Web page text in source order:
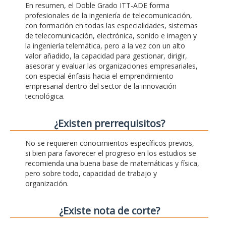
En resumen, el Doble Grado ITT-ADE forma
profesionales de la ingeniería de telecomunicación,
con formación en todas las especialidades, sistemas
de telecomunicación, electrónica, sonido e imagen y
la ingeniería telemática, pero a la vez con un alto
valor añadido, la capacidad para gestionar, dirigir,
asesorar y evaluar las organizaciones empresariales,
con especial énfasis hacia el emprendimiento
empresarial dentro del sector de la innovación
tecnológica.
¿Existen prerrequisitos?
No se requieren conocimientos específicos previos,
si bien para favorecer el progreso en los estudios se
recomienda una buena base de matemáticas y física,
pero sobre todo, capacidad de trabajo y
organización.
¿Existe nota de corte?